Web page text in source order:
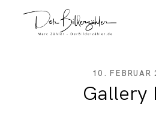
10. FEBRUAR
Gallery
ÜBER